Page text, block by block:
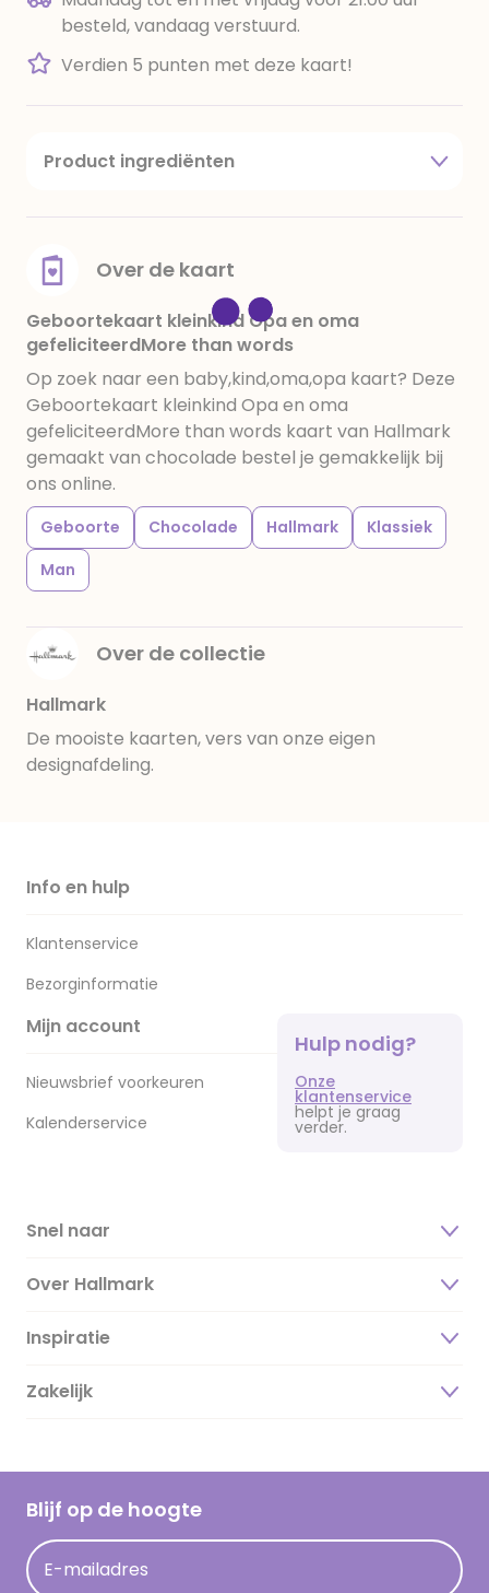
besteld, vandaag verstuurd.
Verdien 5 punten met deze kaart!
Product ingrediënten
amandelen,cacaomassa, emulgator (sojalecithine),
voedingszuur: citroenzuur E 330, verdikkingsmiddel
E415, water, bevochtigingsmiddel E422, emulgator:
E433, kleurstoffen: E102, E110, E122: kan de activiteit en
concentratie van kinderen negatief beïnvloeden,
E133, E151. Chocolade bevat ten minste 34%
cacaobestanddelen. Kan sporen van gluten
bevatten. Koel en droog bewaren.
Over de kaart
Geboortekaart kleinkind Opa en oma
gefeliciteerdMore than words
Op zoek naar een baby,kind,oma,opa kaart? Deze
Geboortekaart kleinkind Opa en oma
gefeliciteerdMore than words kaart van Hallmark
gemaakt van chocolade bestel je gemakkelijk bij
ons online.
Geboorte Chocolade Hallmark
Klassiek
Man
Over de collectie
Hallmark
De mooiste kaarten, vers van onze eigen
designafdeling.
Info en hulp
Klantenservice
Bezorginformatie
Mijn account
Nieuwsbrief voorkeuren
Kalenderservice
Hulp nodig?
Onze
klantenservice
helpt je graag
verder.
Snel naar
Over Hallmark
Over ons
Duurzaamheid
Hallmark Kaartclub
Acties
Persberichten
Inspiratie
Magazine
Cadeau inspiratie
Kaartinspiratie
Zakelijk
Blijf op de hoogte
E-mailadres